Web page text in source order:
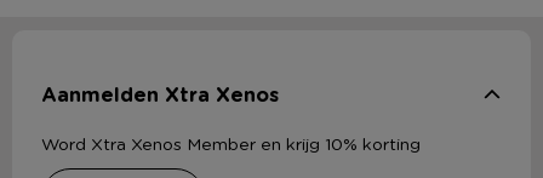
Aanmelden Xtra Xenos
Word Xtra Xenos Member en krijg 10% korting